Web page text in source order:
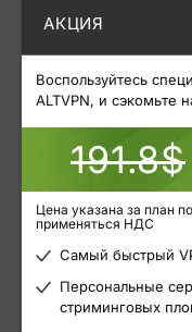
АКЦИЯ
Воспользуйтесь
ALTVPN, и сэкомьте
191.8$
Цена указана за план
применяться НДС
Самый быстрый
Персональные
стриминговых
Услуги
VPN
Приватные прокси
Пакетные
Мобильные